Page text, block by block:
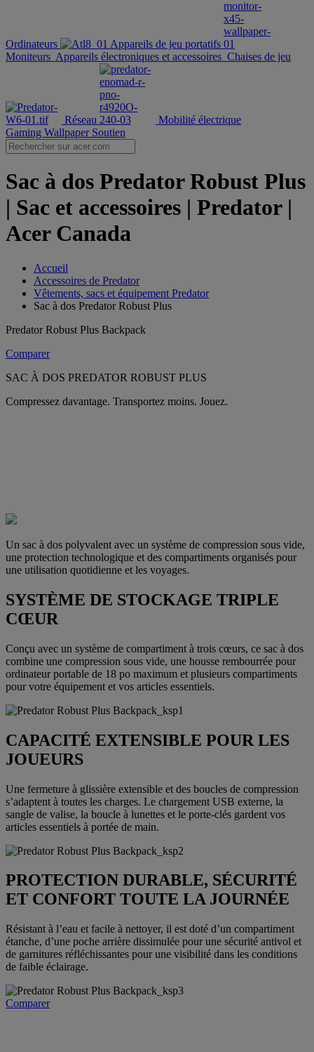
Ordinateurs
Appareils de jeu portatifs
Moniteurs Appareils électroniques et accessoires Chaises de jeu
Réseau
Mobilité électrique
Gaming Wallpaper Soutien
Sac à dos Predator Robust Plus
| Sac et accessoires | Predator |
Acer Canada
Accueil
Accessoires de Predator
Vêtements, sacs et équipement Predator
Sac à dos Predator Robust Plus
Predator Robust Plus Backpack
Comparer
SAC À DOS PREDATOR ROBUST PLUS
Compressez davantage. Transportez moins. Jouez.
Un sac à dos polyvalent avec un système de compression sous vide,
une protection technologique et des compartiments organisés pour
une utilisation quotidienne et les voyages.
SYSTÈME DE STOCKAGE TRIPLE
CŒUR
Conçu avec un système de compartiment à trois cœurs, ce sac à dos
combine une compression sous vide, une housse rembourrée pour
ordinateur portable de 18 po maximum et plusieurs compartiments
pour votre équipement et vos articles essentiels.
CAPACITÉ EXTENSIBLE POUR LES
JOUEURS
Une fermeture à glissière extensible et des boucles de compression
s’adaptent à toutes les charges. Le chargement USB externe, la
sangle de valise, la boucle à lunettes et le porte-clés gardent vos
articles essentiels à portée de main.
PROTECTION DURABLE, SÉCURITÉ
ET CONFORT TOUTE LA JOURNÉE
Résistant à l’eau et facile à nettoyer, il est doté d’un compartiment
étanche, d’une poche arrière dissimulée pour une sécurité antivol et
de garnitures réfléchissantes pour une visibilité dans les conditions
de faible éclairage.
Comparer